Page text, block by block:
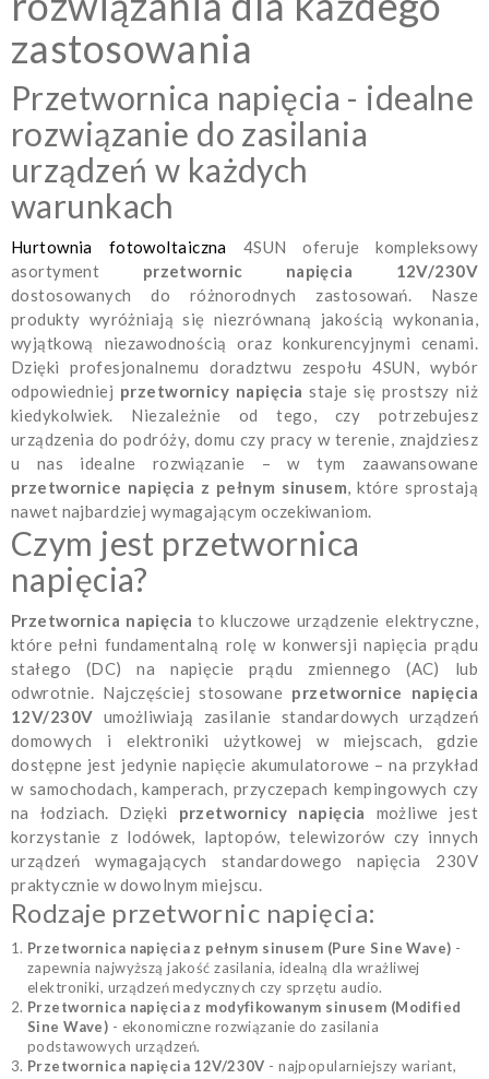
zastosowania
Przetwornica napięcia - idealne
rozwiązanie do zasilania
urządzeń w każdych
warunkach
Hurtownia fotowoltaiczna 4SUN oferuje kompleksowy
asortyment przetwornic napięcia 12V/230V
dostosowanych do różnorodnych zastosowań. Nasze
produkty wyróżniają się niezrównaną jakością wykonania,
wyjątkową niezawodnością oraz konkurencyjnymi cenami.
Dzięki profesjonalnemu doradztwu zespołu 4SUN, wybór
odpowiedniej przetwornicy napięcia staje się prostszy niż
kiedykolwiek. Niezależnie od tego, czy potrzebujesz
urządzenia do podróży, domu czy pracy w terenie, znajdziesz
u nas idealne rozwiązanie – w tym zaawansowane
przetwornice napięcia z pełnym sinusem , które sprostają
nawet najbardziej wymagającym oczekiwaniom.
Czym jest przetwornica
napięcia?
Przetwornica napięcia to kluczowe urządzenie elektryczne,
które pełni fundamentalną rolę w konwersji napięcia prądu
stałego (DC) na napięcie prądu zmiennego (AC) lub
odwrotnie. Najczęściej stosowane przetwornice napięcia
12V/230V umożliwiają zasilanie standardowych urządzeń
domowych i elektroniki użytkowej w miejscach, gdzie
dostępne jest jedynie napięcie akumulatorowe – na przykład
w samochodach, kamperach, przyczepach kempingowych czy
na łodziach. Dzięki przetwornicy napięcia
możliwe jest
korzystanie z lodówek, laptopów, telewizorów czy innych
urządzeń wymagających standardowego napięcia 230V
praktycznie w dowolnym miejscu.
Rodzaje przetwornic napięcia:
Przetwornica napięcia z pełnym sinusem (Pure Sine Wave) -
zapewnia najwyższą jakość zasilania, idealną dla wrażliwej
elektroniki, urządzeń medycznych czy sprzętu audio.
Przetwornica napięcia z modyfikowanym sinusem (Modified
Sine Wave) - ekonomiczne rozwiązanie do zasilania
podstawowych urządzeń.
Przetwornica napięcia 12V/230V - najpopularniejszy wariant,